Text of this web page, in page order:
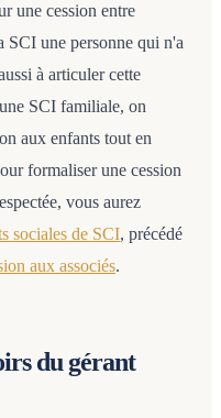
une cession entre
SCI une personne qui n'a
à articuler cette
SCI familiale, on
aux enfants tout en
formaliser une cession
vous aurez
sociales de SCI, précédé
aux associés.
du gérant